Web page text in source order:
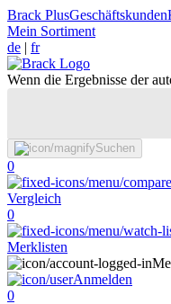
Brack PlusGeschäftskunden
Mein Sortiment
de | fr
Wenn die Ergebnisse der
Suchen
0
Vergleich
0
Merklisten
Anmelden
0